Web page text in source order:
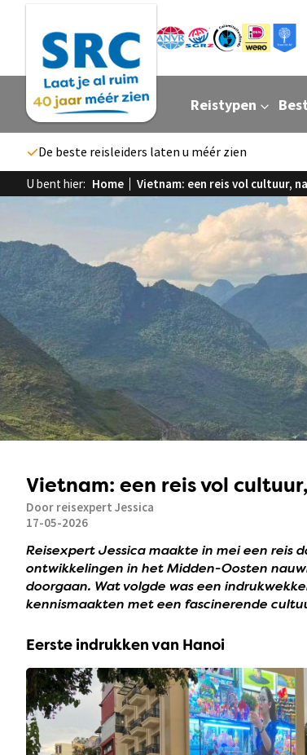
Reistypen
De beste reisleiders laten u méér zien
U bent hier: Home Vietnam: een reis vol cultuur,
Vietnam: een reis vol
Door reisexpert Jessica
17-05-2026
Reisexpert Jessica maakte in mei een reis
ontwikkelingen in het Midden-Oosten
doorgaan. Wat volgde was een
kennismaakten met een fascinerende
Eerste indrukken van Hanoi